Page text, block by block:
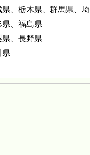
県、栃木県、群馬県、
県、福島県
県、長野県
県